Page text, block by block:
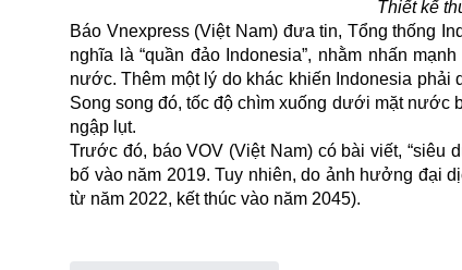
Thiết kế
Báo Vnexpress (Việt Nam) đưa tin, Tổng thống
nghĩa là “quần đảo Indonesia”, nhằm nhấn
nước. Thêm một lý do khác khiến Indonesia
Song song đó, tốc độ chìm xuống dưới mặt nước
ngập lụt.
Trước đó, báo VOV (Việt Nam) có bài viết,
bố vào năm 2019. Tuy nhiên, do ảnh hưởng đại
từ năm 2022, kết thúc vào năm 2045).